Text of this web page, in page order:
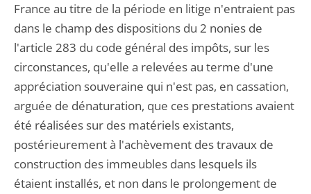
France au titre de la période en litige n'entraient pas
dans le champ des dispositions du 2 nonies de
l'article 283 du code général des impôts, sur les
circonstances, qu'elle a relevées au terme d'une
appréciation souveraine qui n'est pas, en cassation,
arguée de dénaturation, que ces prestations avaient
été réalisées sur des matériels existants,
postérieurement à l'achèvement des travaux de
construction des immeubles dans lesquels ils
étaient installés, et non dans le prolongement de